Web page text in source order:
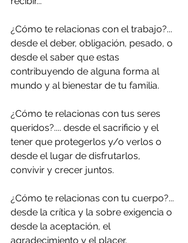
¿Cómo te relacionas con el trabajo?...
desde el deber, obligación, pesado, o
desde el saber que estas
contribuyendo de alguna forma al
mundo y al bienestar de tu familia.
¿Cómo te relacionas con tus seres
queridos?.... desde el sacrificio y el
tener que protegerlos y/o verlos o
desde el lugar de disfrutarlos,
convivir y crecer juntos.
¿Cómo te relacionas con tu cuerpo?...
desde la crítica y la sobre exigencia o
desde la aceptación, el
agradecimiento y el placer.